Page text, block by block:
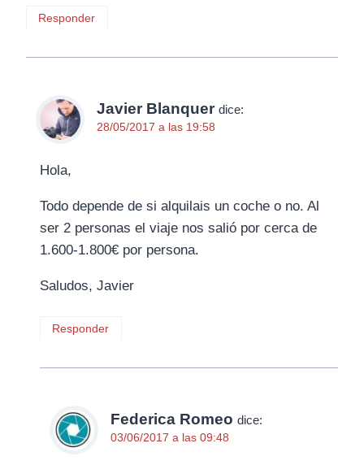
Responder
Javier Blanquer dice:
28/05/2017 a las 19:58
Hola,
Todo depende de si alquilais un coche o no. Al
ser 2 personas el viaje nos salió por cerca de
1.600-1.800€ por persona.
Saludos, Javier
Responder
Federica Romeo dice:
03/06/2017 a las 09:48